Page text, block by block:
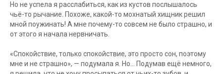
Но не успела я расслабиться, как из кустов послышалось
чьё-то рычание. Похоже, какой-то мохнатый хищник решил
мной поужинать! А мне почему-то совсем не было страшно, и
от этого я начала нервничать.
«Спокойствие, только спокойствие, это просто сон, поэтому
мне и не страшно», — подумала я. Но... Подумав ещё немного,